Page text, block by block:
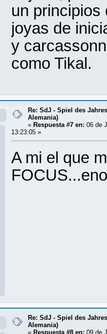
un principios
joyas de
y
como Tikal.
Re: SdJ - Spiel des
Alemania)
« Respuesta #7 en: 06 de
13:23:05 »
A mi el que
Re: SdJ - Spiel des
Alemania)
« Respuesta #8 en: 09 de